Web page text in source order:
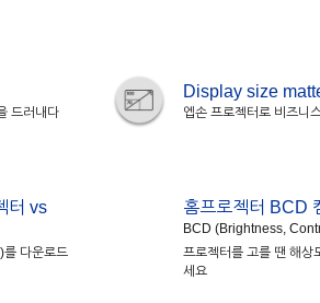
드러내다
Display size
엡손 프로젝터로 비즈니
터 vs
를 다운로드
홈프로젝터 BCD
BCD (Brightness,
프로젝터를 고를 땐 해
세요